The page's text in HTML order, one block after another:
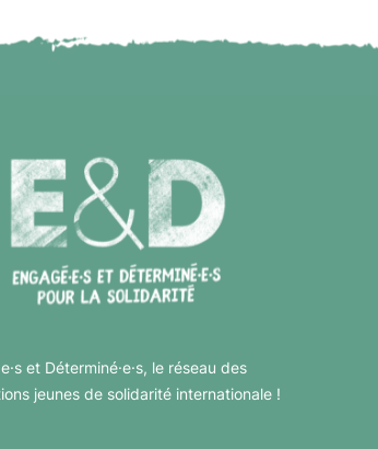
et Déterminé·e·s, le réseau des
jeunes de solidarité internationale !